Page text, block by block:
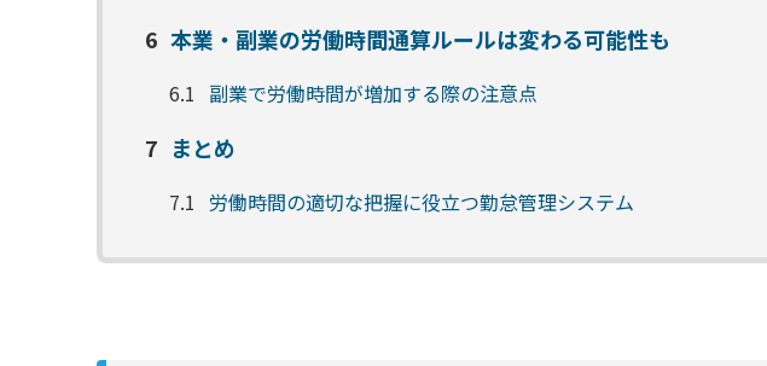
6 本業・副業の労働時間通算ルールは変わる可能性も
6.1 副業で労働時間が増加する際の注意点
7 まとめ
7.1 労働時間の適切な把握に役立つ勤怠管理システム